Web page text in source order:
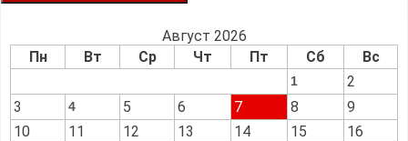
Август 2026
Пн
Вт Ср Чт Пт Сб Вс
1
2
3
4 5 6 7 8
9
10
11 12 13 14 15
16